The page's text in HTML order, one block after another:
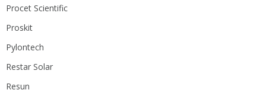
Procet Scientific
Proskit
Pylontech
Restar Solar
Resun